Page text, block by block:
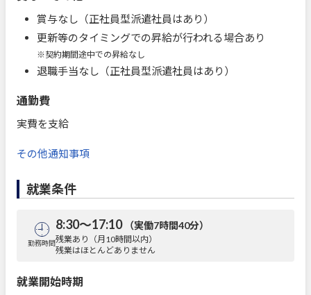
賞与なし（正社員型派遣社員はあり）
更新等のタイミングでの昇給が行われる場合あり
※契約期間途中での昇給なし
退職手当なし（正社員型派遣社員はあり）
通勤費
実費を支給
その他通知事項
就業条件
勤務時間
8:30～17:10 （実働7時間40分）
残業あり（月10時間以内）
残業はほとんどありません
就業開始時期